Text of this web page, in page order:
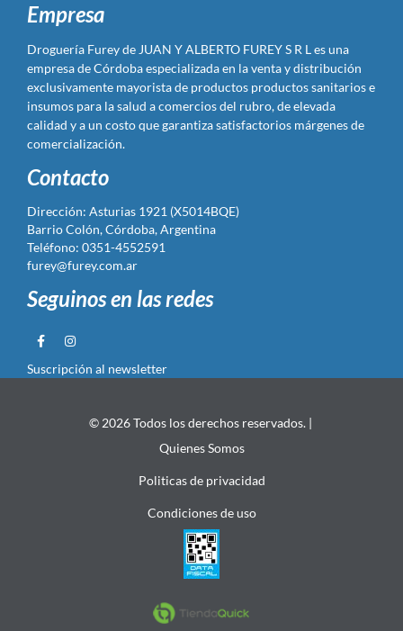
Empresa
Droguería Furey de JUAN Y ALBERTO FUREY S R L es una
empresa de Córdoba especializada en la venta y distribución
exclusivamente mayorista de productos productos sanitarios e
insumos para la salud a comercios del rubro, de elevada
calidad y a un costo que garantiza satisfactorios márgenes de
comercialización.
Contacto
Dirección: Asturias 1921 (X5014BQE)
Barrio Colón, Córdoba, Argentina
Teléfono: 0351-4552591
furey@furey.com.ar
Seguinos en las redes
Suscripción al newsletter
© 2026 Todos los derechos reservados. |
Quienes Somos
Politicas de privacidad
Condiciones de uso